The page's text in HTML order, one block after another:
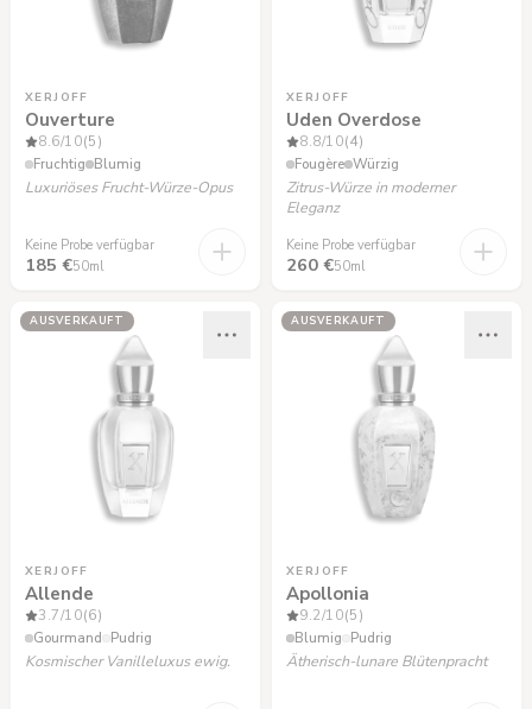
XERJOFF
Ouverture
8.6/10(5)
Fruchtig Blumig
Luxuriöses Frucht-Würze-Opus
Keine Probe verfügbar
185 €50ml
XERJOFF
Uden Overdose
8.8/10(4)
Fougère Würzig
Zitrus-Würze in moderner
Eleganz
Keine Probe verfügbar
260 €50ml
AUSVERKAUFT
XERJOFF
Allende
3.7/10(6)
Gourmand Pudrig
Kosmischer Vanilleluxus ewig.
AUSVERKAUFT
XERJOFF
Apollonia
9.2/10(5)
Blumig Pudrig
Ätherisch-lunare Blütenpracht